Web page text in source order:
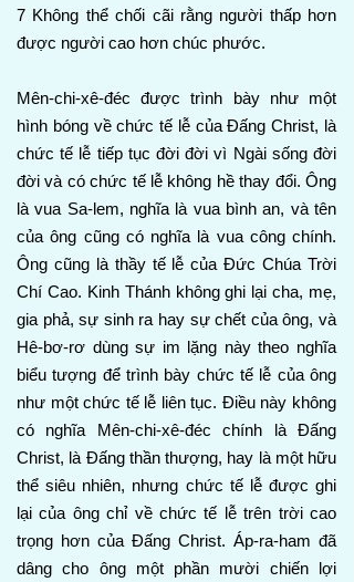
7 Không thể chối cãi rằng người thấp hơn
được người cao hơn chúc phước.
Mên-chi-xê-đéc được trình bày như một
hình bóng về chức tế lễ của Đấng Christ, là
chức tế lễ tiếp tục đời đời vì Ngài sống đời
đời và có chức tế lễ không hề thay đổi. Ông
là vua Sa-lem, nghĩa là vua bình an, và tên
của ông cũng có nghĩa là vua công chính.
Ông cũng là thầy tế lễ của Đức Chúa Trời
Chí Cao. Kinh Thánh không ghi lại cha, mẹ,
gia phả, sự sinh ra hay sự chết của ông, và
Hê-bơ-rơ dùng sự im lặng này theo nghĩa
biểu tượng để trình bày chức tế lễ của ông
như một chức tế lễ liên tục. Điều này không
có nghĩa Mên-chi-xê-đéc chính là Đấng
Christ, là Đấng thần thượng, hay là một hữu
thể siêu nhiên, nhưng chức tế lễ được ghi
lại của ông chỉ về chức tế lễ trên trời cao
trọng hơn của Đấng Christ. Áp-ra-ham đã
dâng cho ông một phần mười chiến lợi